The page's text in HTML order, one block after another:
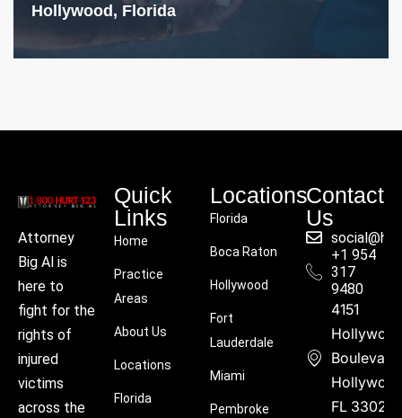
Hollywood, Florida
Attorney
Big Al is
here to
fight for the
rights of
injured
victims
across the
Quick
Links
Home
Practice
Areas
About Us
Locations
Florida
Locations
Florida
Boca Raton
Hollywood
Fort
Lauderdale
Miami
Pembroke
Contact
Us
+1 954
317
9480
4151
Boulevard,
FL 33021